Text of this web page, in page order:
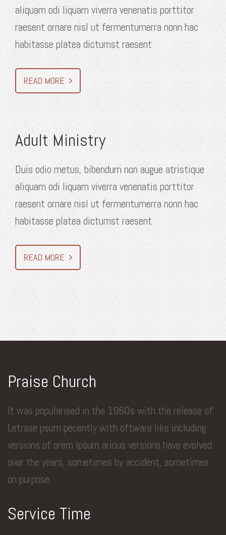
aliquam odi liquam viverra venenatis porttitor
raesent ornare nisl ut fermentumerra nonn hac
habitasse platea dictumst raesent
READ MORE
Adult Ministry
Duis odio metus, bibendum non augue atristique
aliquam odi liquam viverra venenatis porttitor
raesent ornare nisl ut fermentumerra nonn hac
habitasse platea dictumst raesent
READ MORE
Praise Church
It was popularised in the 1960s with the release of
Letrase psum pecently with oftware like including
versions of orem Ipsum arious versions have evolved
over the years, sometimes by accident, sometimes
on purpose.
Service Time